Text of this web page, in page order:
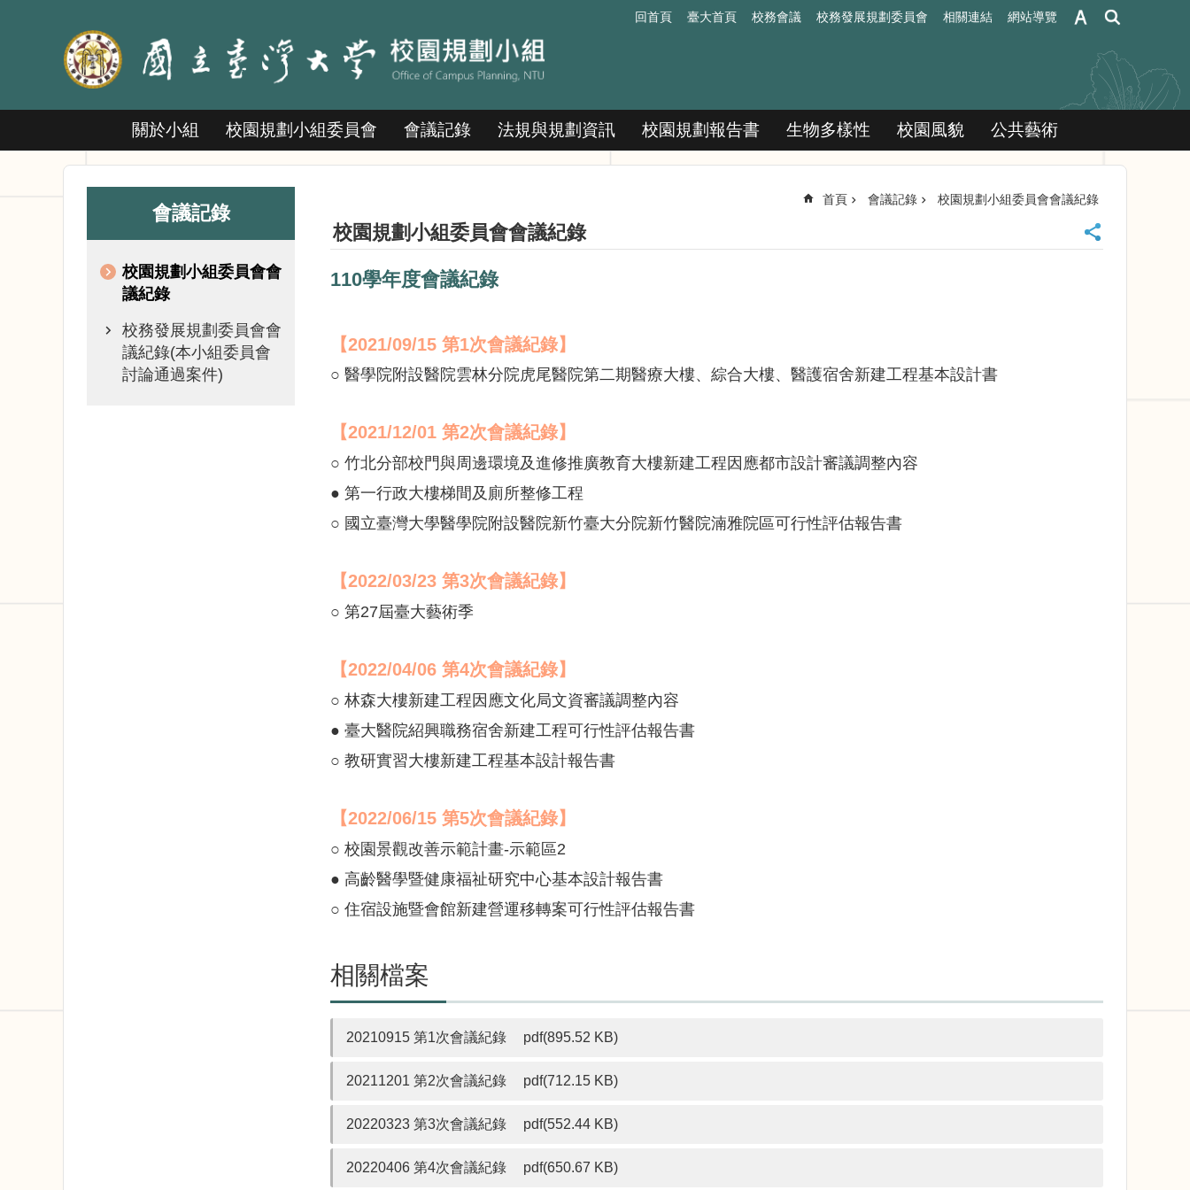
回首頁 臺大首頁 校務會議 校務發展規劃委員會 相關連結 網站導覽
關於小組 校園規劃小組委員會 會議記錄 法規與規劃資訊 校園規劃報告書 生物多樣性 校園風貌 公共藝術
會議記錄
校園規劃小組委員會會
議紀錄
校務發展規劃委員會會
議紀錄(本小組委員會
討論通過案件)
首頁 會議記錄 校園規劃小組委員會會議紀錄
校園規劃小組委員會會議紀錄
110學年度會議紀錄
【2021/09/15 第1次會議紀錄】
○ 醫學院附設醫院雲林分院虎尾醫院第二期醫療大樓、綜合大樓、醫護宿舍新建工程基本設計書
【2021/12/01 第2次會議紀錄】
○ 竹北分部校門與周邊環境及進修推廣教育大樓新建工程因應都市設計審議調整內容
● 第一行政大樓梯間及廁所整修工程
○ 國立臺灣大學醫學院附設醫院新竹臺大分院新竹醫院湳雅院區可行性評估報告書
【2022/03/23 第3次會議紀錄】
○ 第27屆臺大藝術季
【2022/04/06 第4次會議紀錄】
○ 林森大樓新建工程因應文化局文資審議調整內容
● 臺大醫院紹興職務宿舍新建工程可行性評估報告書
○ 教研實習大樓新建工程基本設計報告書
【2022/06/15 第5次會議紀錄】
○ 校園景觀改善示範計畫-示範區2
● 高齡醫學暨健康福祉研究中心基本設計報告書
○ 住宿設施暨會館新建營運移轉案可行性評估報告書
相關檔案
20210915 第1次會議紀錄 pdf(895.52 KB)
20211201 第2次會議紀錄 pdf(712.15 KB)
20220323 第3次會議紀錄 pdf(552.44 KB)
20220406 第4次會議紀錄 pdf(650.67 KB)